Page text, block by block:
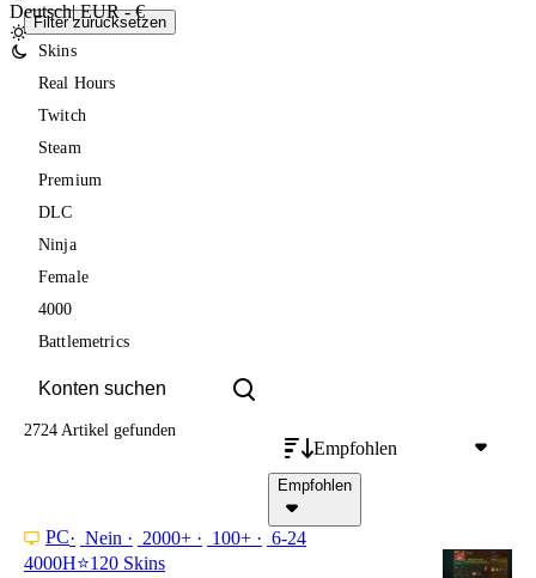
Deutsch|EUR - €
Filter zurücksetzen
Skins
Real Hours
Twitch
Steam
Premium
DLC
Ninja
Female
4000
Battlemetrics
Empfohlen
Empfohlen
2724 Artikel gefunden
PC Nein 2000+ 100+
6-24
4000H⭐120 Skins